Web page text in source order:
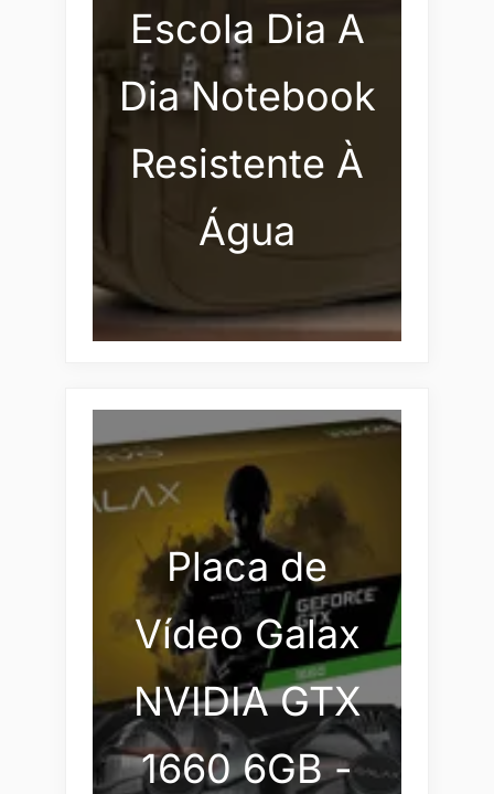
Escola Dia A
Dia Notebook
Resistente À
Água
Placa de
Vídeo Galax
NVIDIA GTX
1660 6GB -